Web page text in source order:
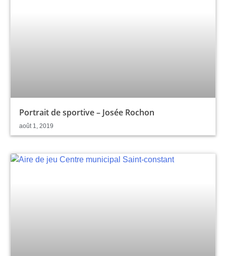
Portrait de sportive – Josée Rochon
août 1, 2019